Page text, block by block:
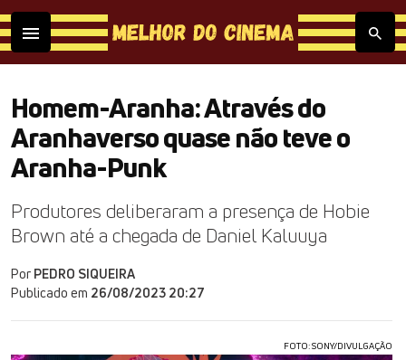
Homem-Aranha: Através do
Aranhaverso quase não teve o
Aranha-Punk
Produtores deliberaram a presença de Hobie
Brown até a chegada de Daniel Kaluuya
Por PEDRO SIQUEIRA
Publicado em 26/08/2023 20:27
FOTO: SONY/DIVULGAÇÃO